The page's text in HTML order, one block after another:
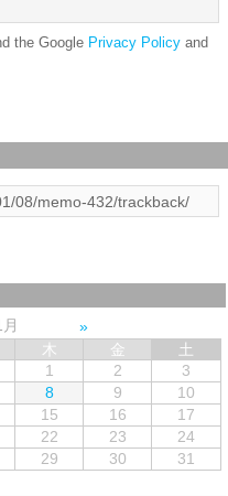
the Google Privacy Policy and
木 金
土
1
2
3
8 9
10
15 16
17
22 23
24
29 30 31